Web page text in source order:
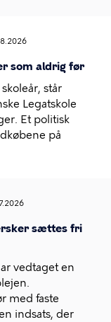
som aldrig før
står
Legatskole
Et politisk
på
sættes fri
vedtaget en
med faste
indsats, der